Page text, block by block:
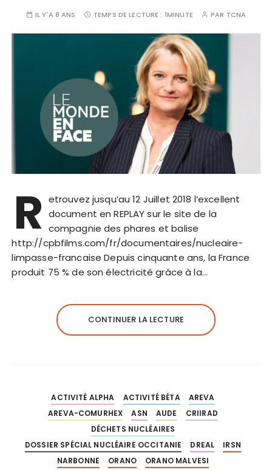
IL Y'A 8 ANS TEMPS DE LECTURE : 1MINUTE PAR TCNA
R etrouvez jusqu’au 12 Juillet 2018 l’excellent
document en REPLAY sur le site de la
compagnie des phares et balise
http://cpbfilms.com/fr/documentaires/nucleaire-
limpasse-francaise Depuis cinquante ans, la France
produit 75 % de son électricité grâce à la…
CONTINUER LA LECTURE
ACTIVITÉ ALPHA ACTIVITÉ BÉTA
AREVA
AREVA-COMURHEX
ASN AUDE
CRIIRAD
DÉCHETS NUCLÉAIRES
DOSSIER SPÉCIAL NUCLÉAIRE OCCITANIE
DREAL
IRSN
NARBONNE
ORANO
ORANO MALVESI